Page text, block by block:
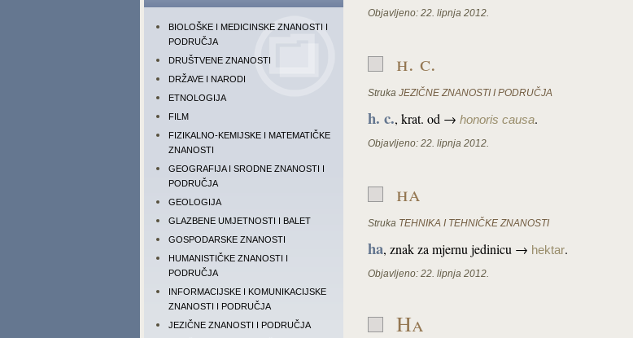
BIOLOŠKE I MEDICINSKE ZNANOSTI I
PODRUČJA
DRUŠTVENE ZNANOSTI
DRŽAVE I NARODI
ETNOLOGIJA
FILM
FIZIKALNO-KEMIJSKE I MATEMATIČKE
ZNANOSTI
GEOGRAFIJA I SRODNE ZNANOSTI I
PODRUČJA
GEOLOGIJA
GLAZBENE UMJETNOSTI I BALET
GOSPODARSKE ZNANOSTI
HUMANISTIČKE ZNANOSTI I
PODRUČJA
INFORMACIJSKE I KOMUNIKACIJSKE
ZNANOSTI I PODRUČJA
JEZIČNE ZNANOSTI I PODRUČJA
Objavljeno: 22. lipnja 2012.
h. c.
Struka JEZIČNE ZNANOSTI I PODRUČJA
h. c., krat. od → honoris causa.
Objavljeno: 22. lipnja 2012.
ha
Struka TEHNIKA I TEHNIČKE ZNANOSTI
ha, znak za mjernu jedinicu → hektar.
Objavljeno: 22. lipnja 2012.
Ha